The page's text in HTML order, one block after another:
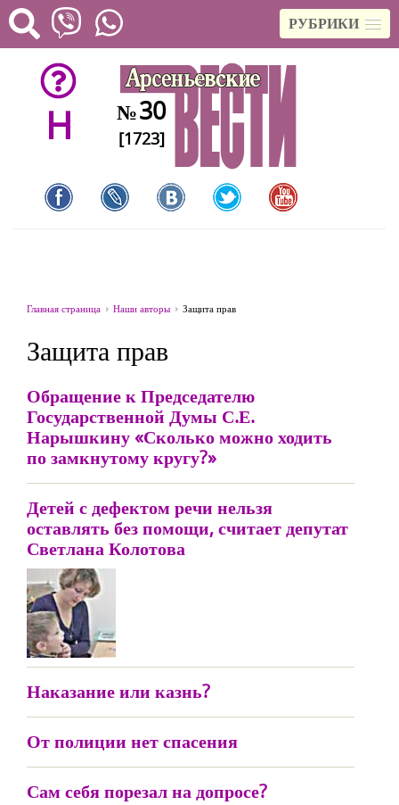
РУБРИКИ
H №30
[1723]
Главная страница Наши авторы Защита прав
Защита прав
Обращение к Председателю
Государственной Думы С.Е.
Нарышкину «Сколько можно ходить
по замкнутому кругу?»
Детей с дефектом речи нельзя
оставлять без помощи, считает депутат
Светлана Колотова
Наказание или казнь?
От полиции нет спасения
Сам себя порезал на допросе?